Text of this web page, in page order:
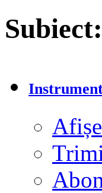
Subiect: